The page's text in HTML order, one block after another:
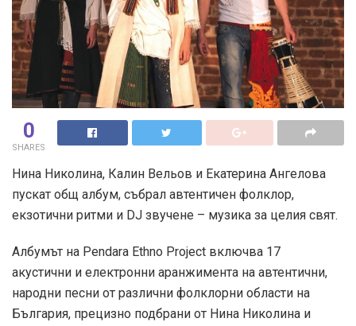
0
SHARES
Нина Николина, Калин Вельов и Екатерина Ангелова
пускат общ албум, събрал автентичен фолклор,
екзотични ритми и DJ звучене – музика за целия свят.
Албумът на Pendara Ethno Project включва 17
акустични и електронни аранжимента на автентични,
народни песни от различни фолклорни области на
България, прецизно подбрани от Нина Николина и